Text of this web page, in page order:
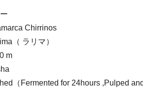
Chirrinos
（ ラリマ）
m
Fermented for 24hours ,Pulped and